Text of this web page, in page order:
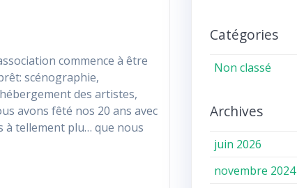
commence à être
scénographie,
des artistes,
avons fêté nos 20 ans avec
à tellement plu… que nous
Catégories
Non classé
Archives
juin 2026
novembre 2024